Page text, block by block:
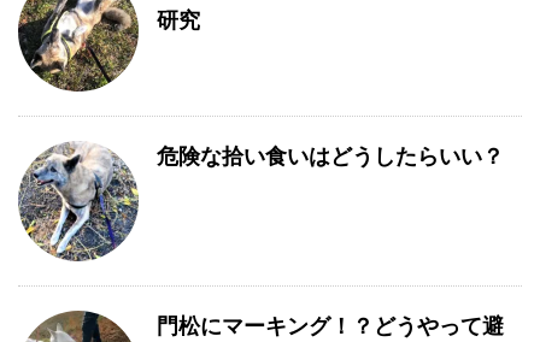
研究
危険な拾い食いはどうしたらいい？
門松にマーキング！？どうやって避